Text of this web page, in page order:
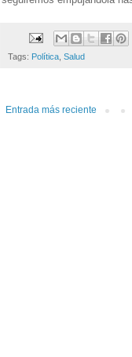
Tags: Política Salud
Entrada más reciente